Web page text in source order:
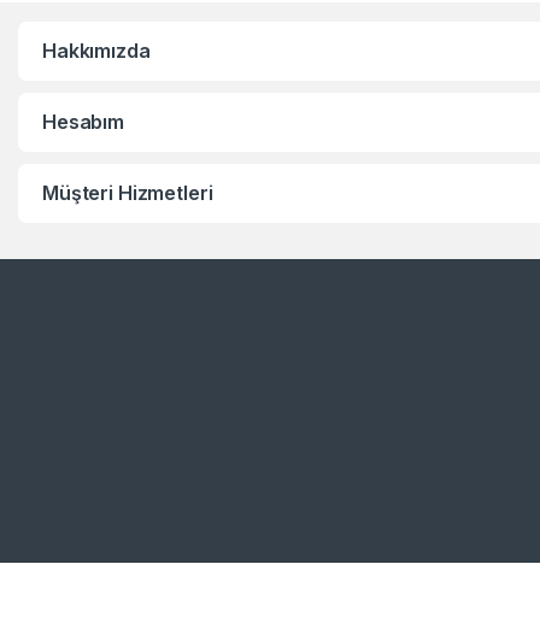
Hakkımızda
Hesabım
Müşteri Hizmetleri